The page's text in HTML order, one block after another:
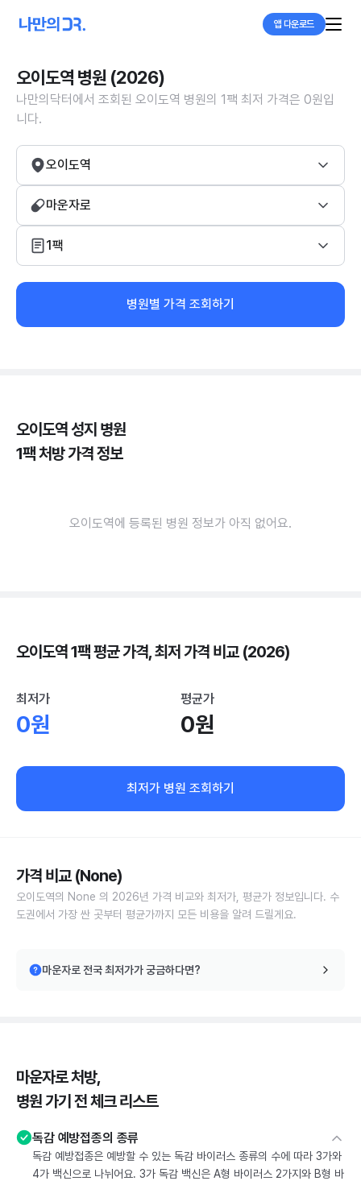
앱 다운로드
오이도역 병원 (2026)
나만의닥터에서 조회된 오이도역 병원의 1팩 최저 가격은 0원입
니다.
오이도역
마운자로
1팩
병원별 가격 조회하기
오이도역 성지 병원
1팩 처방 가격 정보
오이도역에 등록된 병원 정보가 아직 없어요.
오이도역 1팩 평균 가격, 최저 가격 비교 (2026)
최저가
0원
평균가
0원
최저가 병원 조회하기
가격 비교 (None)
오이도역의 None 의 2026년 가격 비교와 최저가, 평균가 정보입니다. 수
도권에서 가장 싼 곳부터 평균가까지 모든 비용을 알려 드릴게요.
마운자로 전국 최저가가 궁금하다면?
마운자로 처방,
병원 가기 전 체크 리스트
독감 예방접종의 종류
독감 예방접종은 예방할 수 있는 독감 바이러스 종류의 수에 따라 3가와
4가 백신으로 나뉘어요. 3가 독감 백신은 A형 바이러스 2가지와 B형 바